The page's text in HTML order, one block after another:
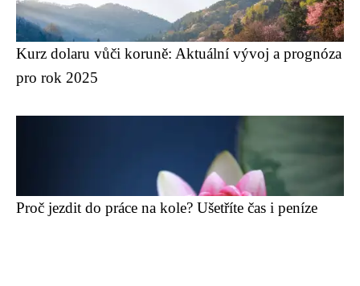
Kurz dolaru vůči koruně: Aktuální vývoj a prognóza
pro rok 2025
Proč jezdit do práce na kole? Ušetříte čas i peníze